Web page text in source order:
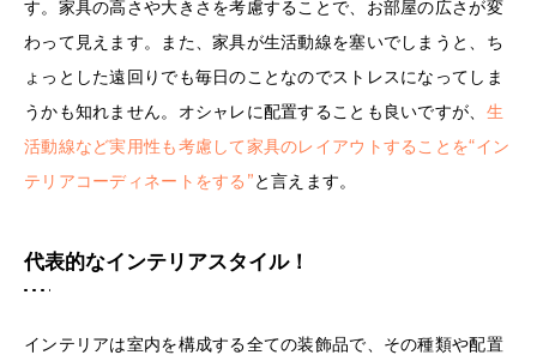
す。家具の高さや大きさを考慮することで、お部屋の広さが変
わって見えます。また、家具が生活動線を塞いでしまうと、ち
ょっとした遠回りでも毎日のことなのでストレスになってしま
うかも知れません。オシャレに配置することも良いですが、 生
活動線など実用性も考慮して家具のレイアウトすることを“イン
テリアコーディネートをする”と言えます。
代表的なインテリアスタイル！
インテリアは室内を構成する全ての装飾品で、その種類や配置